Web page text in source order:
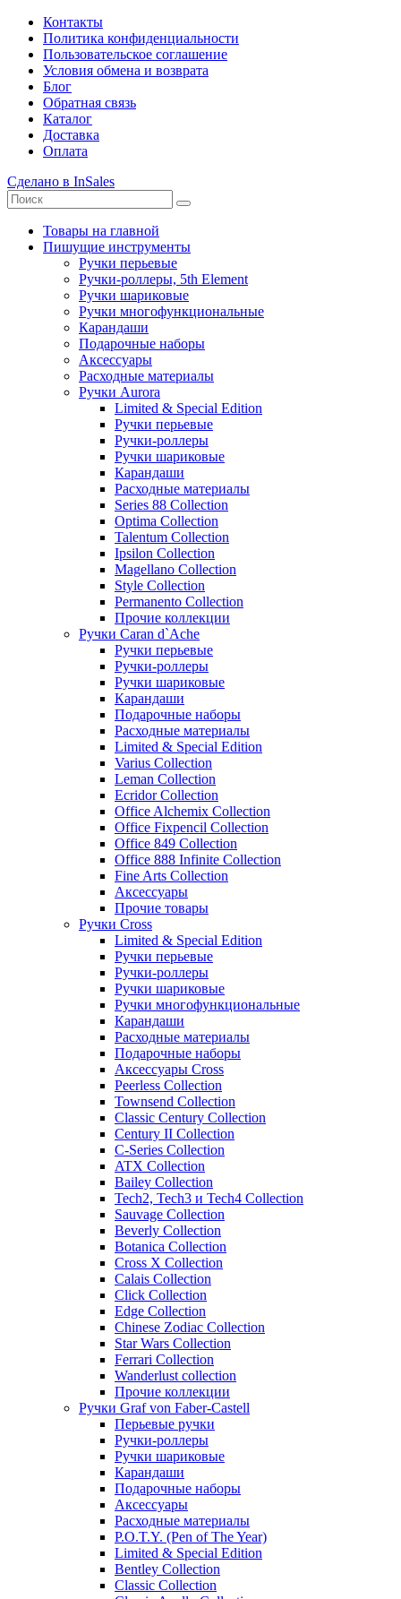
Контакты
Политика конфиденциальности
Пользовательское соглашение
Условия обмена и возврата
Блог
Обратная связь
Каталог
Доставка
Оплата
Сделано в InSales
Товары на главной
Пишущие инструменты
Ручки перьевые
Ручки-роллеры, 5th Element
Ручки шариковые
Ручки многофункциональные
Карандаши
Подарочные наборы
Аксессуары
Расходные материалы
Ручки Aurora
Limited & Special Edition
Ручки перьевые
Ручки-роллеры
Ручки шариковые
Карандаши
Расходные материалы
Series 88 Collection
Optima Collection
Talentum Collection
Ipsilon Collection
Magellano Collection
Style Collection
Permanento Collection
Прочие коллекции
Ручки Caran d`Ache
Ручки перьевые
Ручки-роллеры
Ручки шариковые
Карандаши
Подарочные наборы
Расходные материалы
Limited & Special Edition
Varius Collection
Leman Collection
Ecridor Collection
Office Alchemix Collection
Office Fixpencil Collection
Office 849 Collection
Office 888 Infinite Collection
Fine Arts Collection
Аксессуары
Прочие товары
Ручки Cross
Limited & Special Edition
Ручки перьевые
Ручки-роллеры
Ручки шариковые
Ручки многофункциональные
Карандаши
Расходные материалы
Подарочные наборы
Аксессуары Cross
Peerless Collection
Townsend Collection
Classic Century Collection
Century II Collection
C-Series Collection
ATX Collection
Bailey Collection
Tech2, Tech3 и Tech4 Collection
Sauvage Collection
Beverly Collection
Botanica Collection
Cross X Collection
Calais Collection
Click Collection
Edge Collection
Chinese Zodiac Collection
Star Wars Collection
Ferrari Collection
Wanderlust collection
Прочие коллекции
Ручки Graf von Faber-Castell
Перьевые ручки
Ручки-роллеры
Ручки шариковые
Карандаши
Подарочные наборы
Аксессуары
Расходные материалы
P.O.T.Y. (Pen of The Year)
Limited & Special Edition
Bentley Collection
Classic Collection